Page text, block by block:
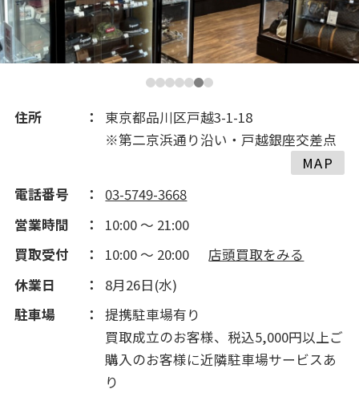
2017(475)
2016(244)
2015(172)
住所
東京都品川区戸越3-1-18
※第二京浜通り沿い・戸越銀座交差点
MAP
電話番号
03-5749-3668
営業時間
10:00 ～ 21:00
買取受付
10:00 ～ 20:00
店頭買取をみる
休業日
8月26日(水)
駐車場
提携駐車場有り
買取成立のお客様、税込5,000円以上ご
購入のお客様に近隣駐車場サービスあ
り